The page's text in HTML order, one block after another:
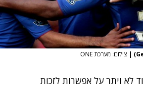
| צילום: מערכת ONE
לא ויתר על אפשרות לזכות